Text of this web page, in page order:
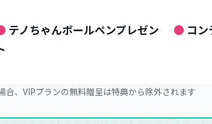
テノちゃんボールペンプレゼン
● コ
、VIPプランの無料贈呈は特典から除外されます